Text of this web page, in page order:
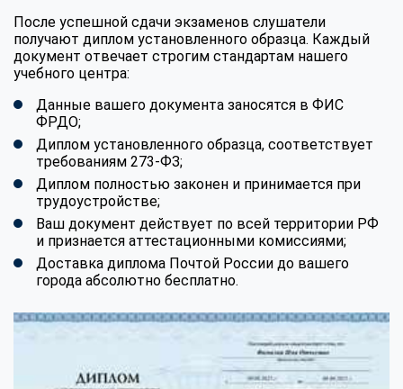
После успешной сдачи экзаменов слушатели
получают диплом установленного образца. Каждый
документ отвечает строгим стандартам нашего
учебного центра:
Данные вашего документа заносятся в ФИС
ФРДО;
Диплом установленного образца, соответствует
требованиям 273-ФЗ;
Диплом полностью законен и принимается при
трудоустройстве;
Ваш документ действует по всей территории РФ
и признается аттестационными комиссиями;
Доставка диплома Почтой России до вашего
города абсолютно бесплатно.